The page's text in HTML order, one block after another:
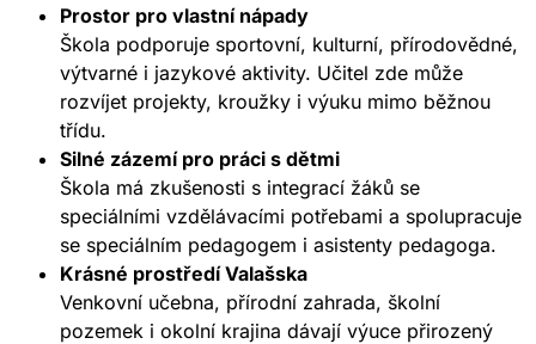
Prostor pro vlastní nápady
Škola podporuje sportovní, kulturní, přírodovědné,
výtvarné i jazykové aktivity. Učitel zde může
rozvíjet projekty, kroužky i výuku mimo běžnou
třídu.
Silné zázemí pro práci s dětmi
Škola má zkušenosti s integrací žáků se
speciálními vzdělávacími potřebami a spolupracuje
se speciálním pedagogem i asistenty pedagoga.
Krásné prostředí Valašska
Venkovní učebna, přírodní zahrada, školní
pozemek i okolní krajina dávají výuce přirozený